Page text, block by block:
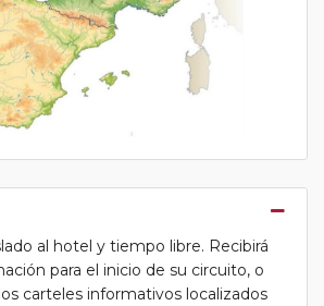
al hotel y tiempo libre. Recibirá
para el inicio de su circuito, o
carteles informativos localizados